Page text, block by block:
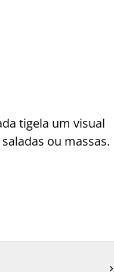
tigela um visual
ou massas.
